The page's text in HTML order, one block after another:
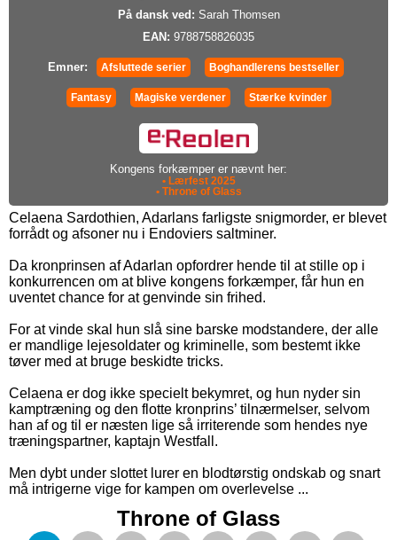
På dansk ved: Sarah Thomsen
EAN: 9788758826035
Emner: Afsluttede serier Boghandlerens bestseller
Fantasy Magiske verdener Stærke kvinder
Kongens forkæmper er nævnt her:
• Lærfest 2025
• Throne of Glass
Celaena Sardothien, Adarlans farligste snigmorder, er blevet
forrådt og afsoner nu i Endoviers saltminer.
Da kronprinsen af Adarlan opfordrer hende til at stille op i
konkurrencen om at blive kongens forkæmper, får hun en
uventet chance for at genvinde sin frihed.
For at vinde skal hun slå sine barske modstandere, der alle
er mandlige lejesoldater og kriminelle, som bestemt ikke
tøver med at bruge beskidte tricks.
Celaena er dog ikke specielt bekymret, og hun nyder sin
kamptræning og den flotte kronprins’ tilnærmelser, selvom
han af og til er næsten lige så irriterende som hendes nye
træningspartner, kaptajn Westfall.
Men dybt under slottet lurer en blodtørstig ondskab og snart
må intrigerne vige for kampen om overlevelse ...
Throne of Glass